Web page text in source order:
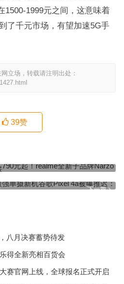
1500-1999元之间，这意味着
了千元市场，有望加速5G手
立场，转载请注明出处：
39赞
下一篇
新机谷歌Pixel 4a被曝推迟：同
八月决赛蓄势待发
得全新亮相百货会
赛官网上线，全球报名正式开启